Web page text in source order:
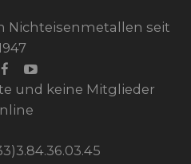
Nichteisenmetallen seit
und keine Mitglieder